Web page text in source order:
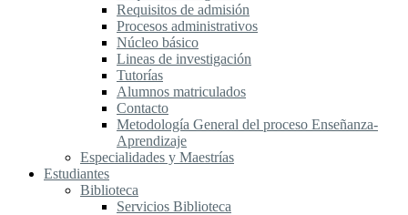
Requisitos de admisión
Procesos administrativos
Núcleo básico
Lineas de investigación
Tutorías
Alumnos matriculados
Contacto
Metodología General del proceso Enseñanza-
Aprendizaje
Especialidades y Maestrías
Estudiantes
Biblioteca
Servicios Biblioteca